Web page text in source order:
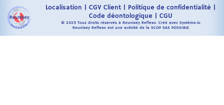
Localisation CGV Client| Politique de confidentialité|
Code déontologique| CGU
© 2025 Tous droits réservés à Reunisey Reflexo. Créé avec Système.io
Reunisey Reflexo est une activité de la SCOP SAS POSSIBLE